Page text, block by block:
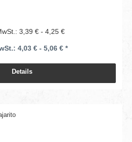
3,39 € - 4,25 €
4,03 € - 5,06 € *
Details